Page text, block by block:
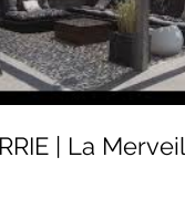
| La